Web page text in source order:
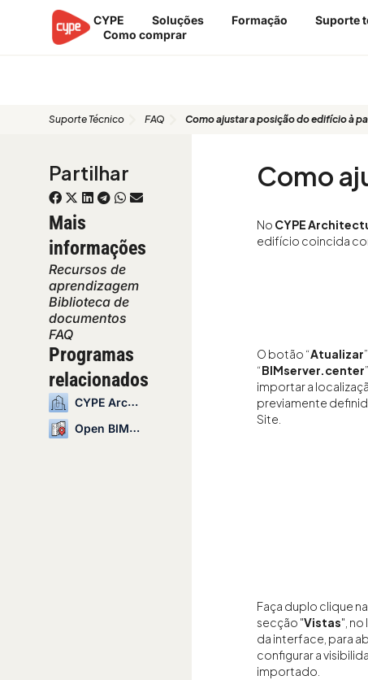
CYPE Soluções Formação Suporte
Como comprar
Suporte Técnico FAQ Como ajustar a posição do edifício à
Partilhar
Mais
informações
Recursos de
aprendizagem
Biblioteca de
documentos
FAQ
Programas
relacionados
CYPE Architecture
Open BIM Site
Como
No CYPE
edifício coincida
O botão “Atualizar
“BIMserver.center
importar a
previamente
Site.
Faça duplo clique
secção "Vistas",
da interface, para
configurar a
importado.